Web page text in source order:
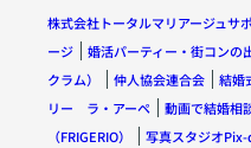
株式会社トータルマリアージュサ
ージ
婚活パーティー・街コンの
クラム）
仲人協会連合会 結婚
リー ラ・アーペ
動画で結婚相
（FRIGERIO）
写真スタジオ